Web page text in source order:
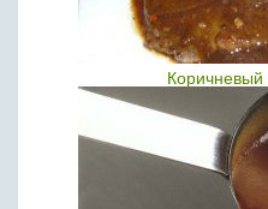
Коричневый